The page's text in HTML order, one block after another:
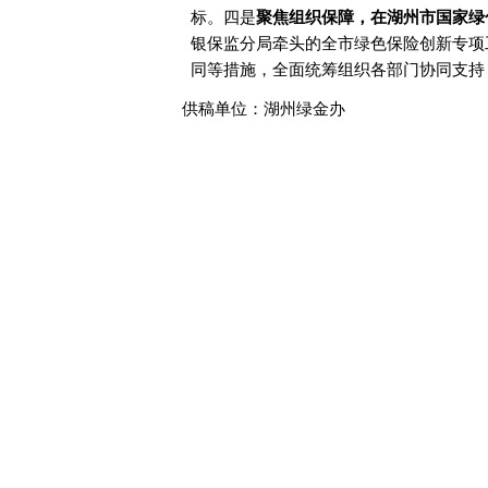
标。四是聚焦组织保障，在湖州市国家
银保监分局牵头的全市绿色保险创新专
同等措施，全面统筹组织各部门协同支
供稿单位：湖州绿金办